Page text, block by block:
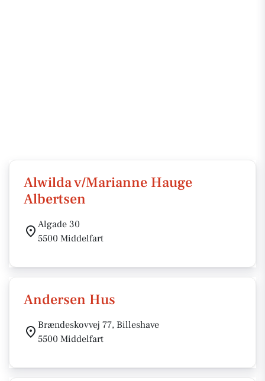
Alwilda v/Marianne Hauge
Albertsen
Algade 30
5500 Middelfart
Andersen Hus
Brændeskovvej 77, Billeshave
5500 Middelfart